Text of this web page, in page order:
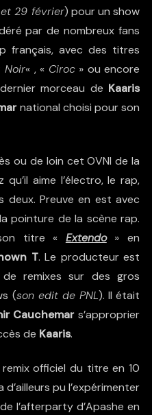
et 29 février) pour un show
par de nombreux fans
français, avec des titres
Noir« , « Ciroc» ou encore
morceau de Kaaris
national choisi pour son
ou de loin cet OVNI de la
aime l’électro, le rap,
deux. Preuve en est avec
pointure de la scène rap.
titre « Extendo» en
T. Le producteur est
de remixes sur des gros
(son edit de PNL). Il était
Cauchemars’approprier
de Kaaris.
remix officiel du titre en 10
pu l’expérimenter
l’afterparty d’Apashe en